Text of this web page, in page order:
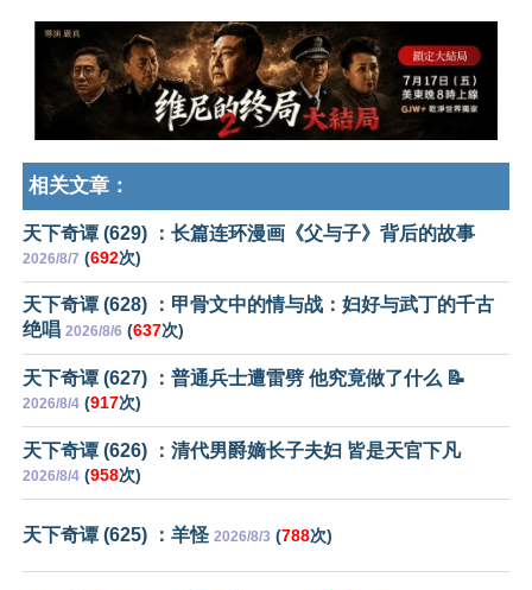
相关文章：
天下奇谭 (629) ：长篇连环漫画《父与子》背后的故事
2026/8/7 (692次)
天下奇谭 (628) ：甲骨文中的情与战：妇好与武丁的千古
绝唱 2026/8/6 (637次)
天下奇谭 (627) ：普通兵士遭雷劈 他究竟做了什么 📝
2026/8/4 (917次)
天下奇谭 (626) ：清代男爵嫡长子夫妇 皆是天官下凡
2026/8/4 (958次)
天下奇谭 (625) ：羊怪 2026/8/3 (788次)